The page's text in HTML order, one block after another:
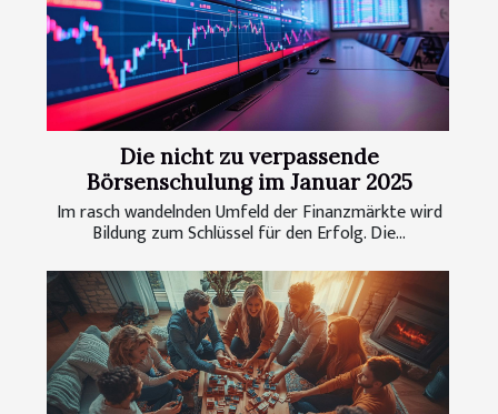
Die nicht zu verpassende
Börsenschulung im Januar 2025
Im rasch wandelnden Umfeld der Finanzmärkte wird
Bildung zum Schlüssel für den Erfolg. Die...